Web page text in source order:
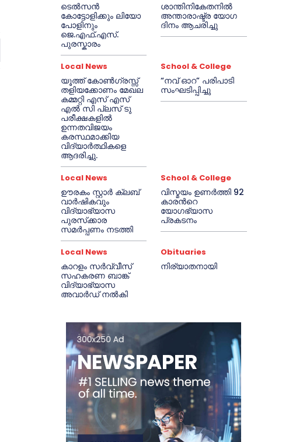
ടെൽസൻ
കോട്ടോളിക്കും ലിയോ
പോളിനും
ജെ.എഫ്.എസ്.
പുരസ്കാരം
ശാന്തിനികേതനിൽ
അന്താരാഷ്ട്ര യോഗ
ദിനം ആചരിച്ചു
Local News
യൂത്ത് കോൺഗ്രസ്സ്
തളിയക്കോണം മേഖല
കമ്മറ്റി എസ് എസ്
എൽ സി പ്ലസ് ടു
പരീക്ഷകളിൽ
ഉന്നതവിജയം
കരസ്ഥമാക്കിയ
വിദ്യാർത്ഥികളെ
ആദരിച്ചു.
School & College
“നവ് ഓറ” പരിപാടി
സംഘടിപ്പിച്ചു
Local News
ഊരകം സ്റ്റാർ ക്ലബ്
വാർഷികവും
വിദ്യാഭ്യാസ
പുരസ്‌ക്കാര
സമർപ്പണം നടത്തി
School & College
വിസ്മയം ഉണർത്തി 92
കാരൻറെ
യോഗഭ്യാസ
പ്രകടനം
Local News
കാറളം സർവ്വീസ്
സഹകരണ ബാങ്ക്
വിദ്യാഭ്യാസ
അവാർഡ് നൽകി
Obituaries
നിര്യാതനായി